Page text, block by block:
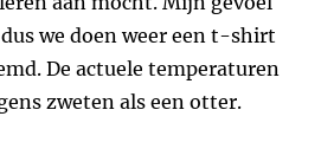
we doen weer een t-shirt
De actuele temperaturen
zweten als een otter.